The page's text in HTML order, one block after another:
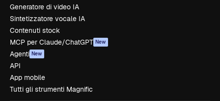
Generatore di video IA
Sintetizzatore vocale IA
Contenuti stock
MCP per Claude/ChatGPT New
Agenti New
API
App mobile
Tutti gli strumenti Magnific